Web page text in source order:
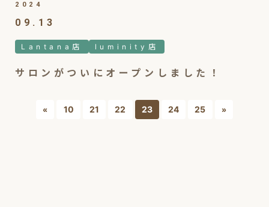
2024
09.13
Lantana店 luminity店
サロンがついにオープンしました！
« 10 21 22 23 24 25 »